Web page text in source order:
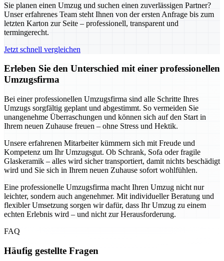
Sie planen einen Umzug und suchen einen zuverlässigen Partner?
Unser erfahrenes Team steht Ihnen von der ersten Anfrage bis zum
letzten Karton zur Seite – professionell, transparent und
termingerecht.
Jetzt schnell vergleichen
Erleben Sie den Unterschied mit einer professionellen
Umzugsfirma
Bei einer professionellen Umzugsfirma sind alle Schritte Ihres
Umzugs sorgfältig geplant und abgestimmt. So vermeiden Sie
unangenehme Überraschungen und können sich auf den Start in
Ihrem neuen Zuhause freuen – ohne Stress und Hektik.
Unsere erfahrenen Mitarbeiter kümmern sich mit Freude und
Kompetenz um Ihr Umzugsgut. Ob Schrank, Sofa oder fragile
Glaskeramik – alles wird sicher transportiert, damit nichts beschädigt
wird und Sie sich in Ihrem neuen Zuhause sofort wohlfühlen.
Eine professionelle Umzugsfirma macht Ihren Umzug nicht nur
leichter, sondern auch angenehmer. Mit individueller Beratung und
flexibler Umsetzung sorgen wir dafür, dass Ihr Umzug zu einem
echten Erlebnis wird – und nicht zur Herausforderung.
FAQ
Häufig gestellte Fragen